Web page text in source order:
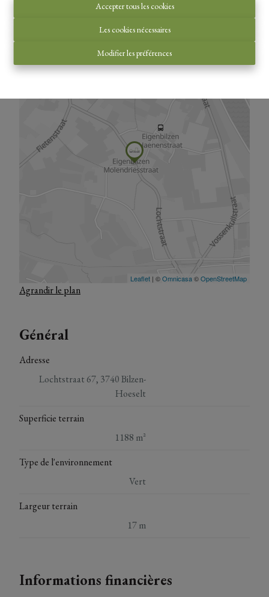
Accepter tous les cookies
Les cookies nécessaires
Modifier les préférences
Vue de la carte
Agrandir le plan
Général
Adresse
Lochtstraat 67, 3740 Bilzen-
Hoeselt
Superficie terrain
1188 m²
Type de l'environnement
Vert
Largeur terrain
17 m
Informations financières